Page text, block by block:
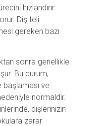
hızlandırır
Diş teli
gereken bazı
sonra genellikle
Bu durum,
ve
normaldir.
dişlerinizin
zarar